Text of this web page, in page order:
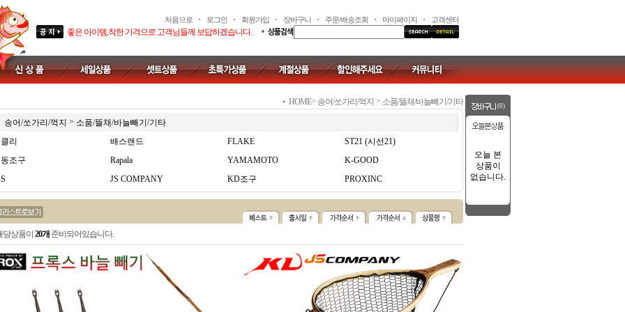
처음으로 로그인 회원가입 장바구니 주문/배송조회 마이페이지 고객센터
좋은 아이템,착한 가격으로 고객님들께 보답하겠습니다.
(0)
오늘 본
상품이
없습니다.
HOME> 송어/쏘가리/꺽지 > 소품/뜰채/바늘빼기/기타
송어/쏘가리/꺽지 > 소품/뜰채/바늘빼기/기타
리
배스랜드 FLAKE
ST21 (시선21)
조구
Rapala YAMAMOTO
K-GOOD
JS COMPANY KD조구 PROXINC
당상품이 20개 준비되어있습니다.